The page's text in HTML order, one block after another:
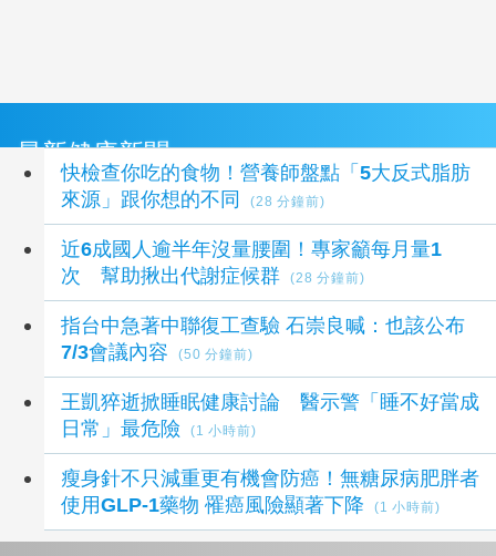
最新健康新聞
快檢查你吃的食物！營養師盤點「5大反式脂肪
來源」跟你想的不同
(28 分鐘前)
近6成國人逾半年沒量腰圍！專家籲每月量1
次 幫助揪出代謝症候群
(28 分鐘前)
指台中急著中聯復工查驗 石崇良喊：也該公布
7/3會議內容
(50 分鐘前)
王凱猝逝掀睡眠健康討論 醫示警「睡不好當成
日常」最危險
(1 小時前)
瘦身針不只減重更有機會防癌！無糖尿病肥胖者
使用GLP-1藥物 罹癌風險顯著下降
(1 小時前)